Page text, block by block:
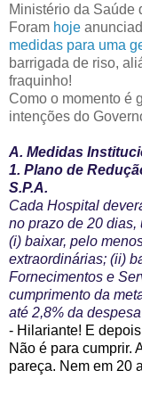
Ministério da Saúde
Foram hoje
medidas para uma
barrigada de riso,
fraquinho!
Como o momento é
intenções do
A. Medidas
1. Plano de
S.P.A.
Cada Hospital
no prazo de 20 dias,
(i) baixar, pelo
extraordinárias; (ii)
Fornecimentos e
cumprimento da
até 2,8% da
- Hilariante! E
Não é para cumprir.
pareça. Nem em 20